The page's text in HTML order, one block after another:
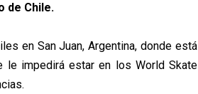
de Chile.
en San Juan, Argentina, donde está
le impedirá estar en los World Skate